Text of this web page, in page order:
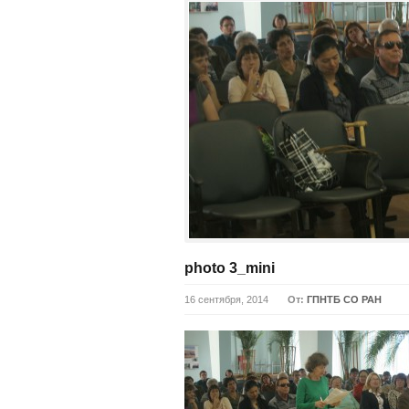
photo 3_mini
16 сентября, 2014 От: ГПНТБ СО РАН